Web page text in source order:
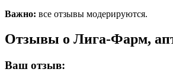
Важно: все отзывы модерируются.
Отзывы о Лига-Фарм,
Ваш отзыв: